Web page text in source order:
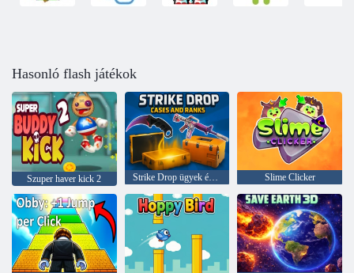
Hasonló flash játékok
Szuper haver kick 2 Strike Drop ügyek és rangok Slime Clicker